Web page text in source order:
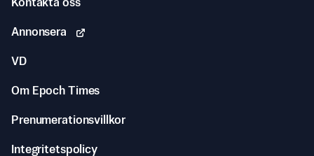
Kontakta oss
Annonsera
VD
Om Epoch Times
Prenumerationsvillkor
Integritetspolicy